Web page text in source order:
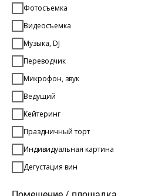
Фотосъемка
Видеосъемка
Музыка, DJ
Переводчик
Микрофон, звук
Ведущий
Кейтеринг
Праздничный торт
Индивидуальная картина
Дегустация вин